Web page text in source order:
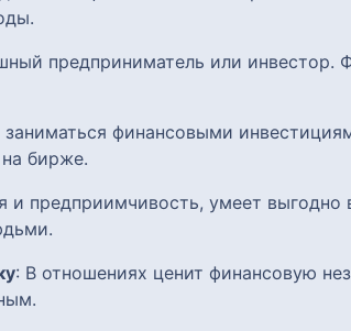
предприниматель или инвестор.
финансовыми
бирже.
и предприимчивость, умеет
: В отношениях ценит финансовую